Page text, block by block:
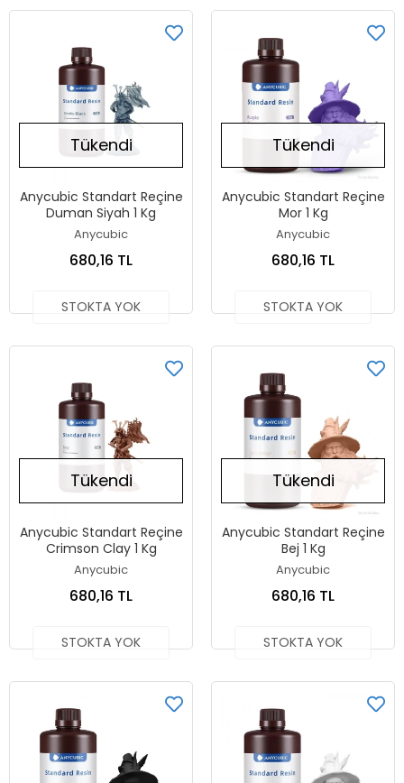
Tükendi
Anycubic Standart Reçine
Duman Siyah 1 Kg
Anycubic
680,16 TL
STOKTA YOK
Tükendi
Anycubic Standart Reçine
Mor 1 Kg
Anycubic
680,16 TL
STOKTA YOK
Tükendi
Anycubic Standart Reçine
Crimson Clay 1 Kg
Anycubic
680,16 TL
STOKTA YOK
Tükendi
Anycubic Standart Reçine
Bej 1 Kg
Anycubic
680,16 TL
STOKTA YOK